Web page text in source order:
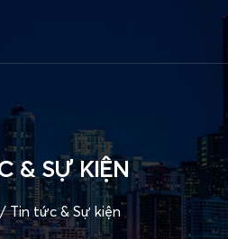
& SỰ KIỆN
Tin tức & Sự kiện